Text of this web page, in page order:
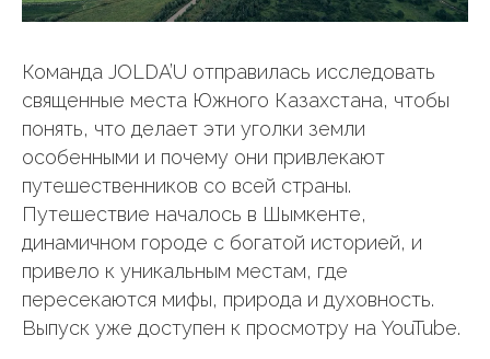
Команда JOLDA’U отправилась исследовать
священные места Южного Казахстана, чтобы
понять, что делает эти уголки земли
особенными и почему они привлекают
путешественников со всей страны.
Путешествие началось в Шымкенте,
динамичном городе с богатой историей, и
привело к уникальным местам, где
пересекаются мифы, природа и духовность.
Выпуск уже доступен к просмотру на YouTube.